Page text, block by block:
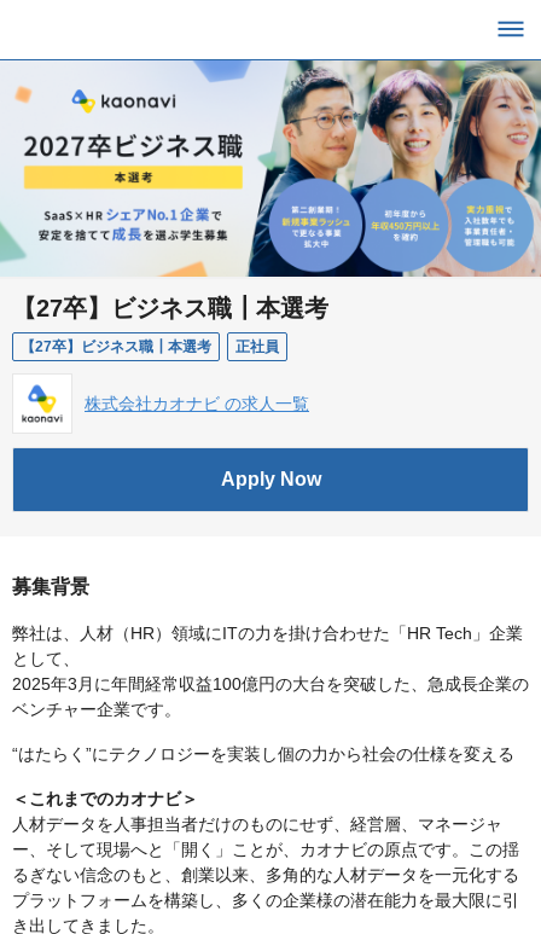
【27卒】ビジネス職┃本選考
【27卒】ビジネス職┃本選考 正社員
株式会社カオナビ の求人一覧
Apply Now
募集背景
弊社は、人材（HR）領域にITの力を掛け合わせた「HR Tech」企業
として、
2025年3月に年間経常収益100億円の大台を突破した、急成長企業の
ベンチャー企業です。
“はたらく”にテクノロジーを実装し個の力から社会の仕様を変える
＜これまでのカオナビ＞
人材データを人事担当者だけのものにせず、経営層、マネージャ
ー、そして現場へと「開く」ことが、カオナビの原点です。この揺
るぎない信念のもと、創業以来、多角的な人材データを一元化する
プラットフォームを構築し、多くの企業様の潜在能力を最大限に引
き出してきました。